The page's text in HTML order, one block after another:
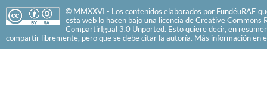
© MMXXVI - Los contenidos elaborados por FundéuRAE
esta web lo hacen bajo una licencia de Creative Commons
CompartirIgual 3.0 Unported. Esto quiere decir, en
compartir libremente, pero que se debe citar la autoría. Más información en